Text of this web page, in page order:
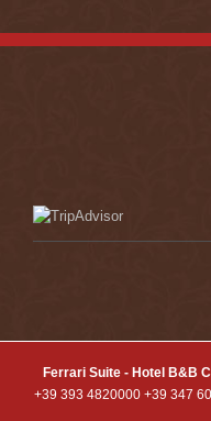
Ferrari Suite - Hotel B&B
+39 393 4820000 +39 347